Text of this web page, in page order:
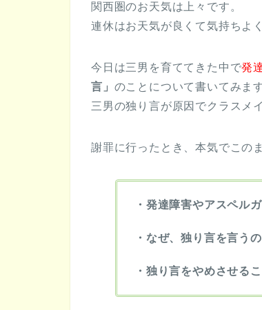
関西圏のお天気は上々です。
連休はお天気が良くて気持ちよ
今日は三男を育ててきた中で発
言」 のことについて書いてみます
三男の独り言が原因でクラスメ
謝罪に行ったとき、本気でこの
・発達障害やアスペル
・なぜ、独り言を言う
・独り言をやめさせる